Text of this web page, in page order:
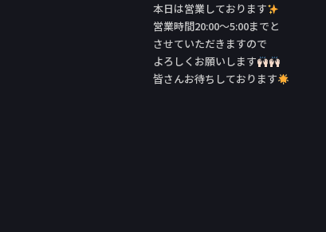
本日は営業しております
営業時間20:00〜5:00までと
させていただきますので
よろしくお願いします
皆さんお待ちしております